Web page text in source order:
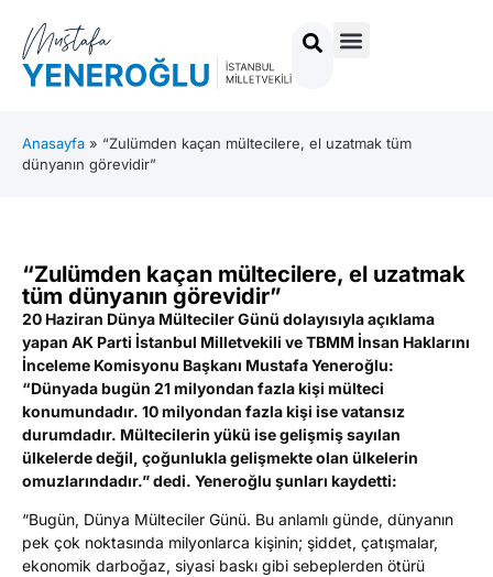
Anasayfa » “Zulümden kaçan mültecilere, el uzatmak tüm
dünyanın görevidir”
“Zulümden kaçan mültecilere, el uzatmak
tüm dünyanın görevidir”
20 Haziran Dünya Mülteciler Günü dolayısıyla açıklama
yapan AK Parti İstanbul Milletvekili ve TBMM İnsan Haklarını
İnceleme Komisyonu Başkanı Mustafa Yeneroğlu:
“Dünyada bugün 21 milyondan fazla kişi mülteci
konumundadır. 10 milyondan fazla kişi ise vatansız
durumdadır. Mültecilerin yükü ise gelişmiş sayılan
ülkelerde değil, çoğunlukla gelişmekte olan ülkelerin
omuzlarındadır.” dedi. Yeneroğlu şunları kaydetti:
“Bugün, Dünya Mülteciler Günü. Bu anlamlı günde, dünyanın
pek çok noktasında milyonlarca kişinin; şiddet, çatışmalar,
ekonomik darboğaz, siyasi baskı gibi sebeplerden ötürü